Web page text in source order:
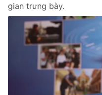
VTV Sức khoẻ
Thị trường 24h
gian trưng bày.